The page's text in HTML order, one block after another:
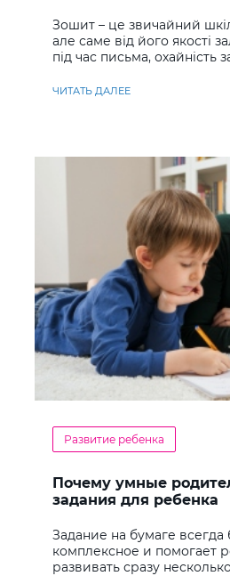
Зошит – це звичайний
але саме від його якості
під час письма, охайність
ЧИТАТЬ ДАЛЕЕ
Развитие ребенка
Почему умные
задания для ребенка
Задание на бумаге всегда
комплексное и помогает
развивать сразу